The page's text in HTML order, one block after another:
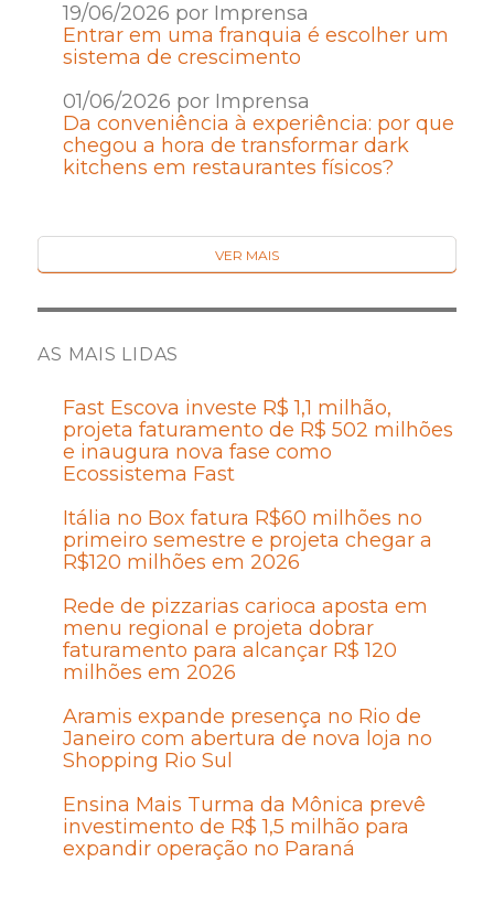
19/06/2026 por Imprensa
Entrar em uma franquia é escolher um
sistema de crescimento
01/06/2026 por Imprensa
Da conveniência à experiência: por que
chegou a hora de transformar dark
kitchens em restaurantes físicos?
VER MAIS
AS MAIS LIDAS
Fast Escova investe R$ 1,1 milhão,
projeta faturamento de R$ 502 milhões
e inaugura nova fase como
Ecossistema Fast
Itália no Box fatura R$60 milhões no
primeiro semestre e projeta chegar a
R$120 milhões em 2026
Rede de pizzarias carioca aposta em
menu regional e projeta dobrar
faturamento para alcançar R$ 120
milhões em 2026
Aramis expande presença no Rio de
Janeiro com abertura de nova loja no
Shopping Rio Sul
Ensina Mais Turma da Mônica prevê
investimento de R$ 1,5 milhão para
expandir operação no Paraná